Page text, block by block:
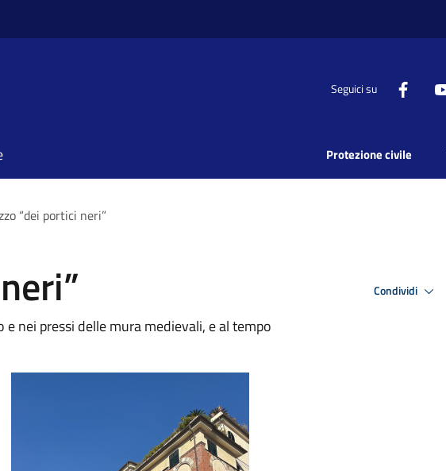
Seguici su
Protezione civile
“dei portici neri”
nei pressi delle mura medievali, e al tempo
Condividi